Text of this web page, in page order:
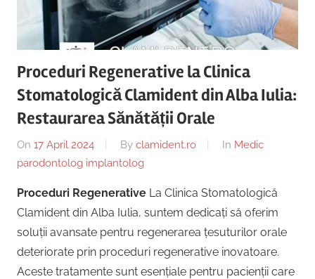
|
Centru
Implantologie
Copii,
Dentist,
Strada
Lăncrănjan
19,
Alba
510218,
România
+40754463365
Proceduri Regenerative la Clinica
Stomatologică Clamident din Alba Iulia:
Restaurarea Sănătății Orale
On 17 April 2024 By clamident.ro In Medic
parodontolog implantolog
Proceduri Regenerative La Clinica Stomatologică
Clamident din Alba Iulia, suntem dedicați să oferim
soluții avansate pentru regenerarea țesuturilor orale
deteriorate prin proceduri regenerative inovatoare.
Aceste tratamente sunt esențiale pentru pacienții care